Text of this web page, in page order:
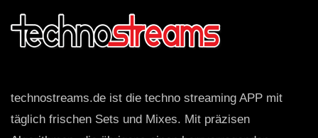
technostreams.de ist die techno streaming APP mit
täglich frischen Sets und Mixes. Mit präzisen